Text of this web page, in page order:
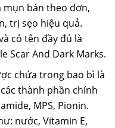
bán theo đơn,
trị sẹo hiệu quả.
có tên đầy đủ là
Scar And Dark Marks.
chứa trong bao bì là
thành phần chính
MPS, Pionin.
nước, Vitamin E,